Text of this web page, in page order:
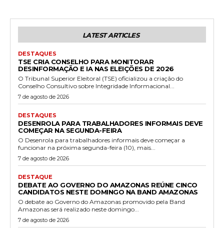
LATEST ARTICLES
DESTAQUES
TSE CRIA CONSELHO PARA MONITORAR
DESINFORMAÇÃO E IA NAS ELEIÇÕES DE 2026
O Tribunal Superior Eleitoral (TSE) oficializou a criação do
Conselho Consultivo sobre Integridade Informacional...
7 de agosto de 2026
DESTAQUES
DESENROLA PARA TRABALHADORES INFORMAIS DEVE
COMEÇAR NA SEGUNDA-FEIRA
O Desenrola para trabalhadores informais deve começar a
funcionar na próxima segunda-feira (10), mais...
7 de agosto de 2026
DESTAQUE
DEBATE AO GOVERNO DO AMAZONAS REÚNE CINCO
CANDIDATOS NESTE DOMINGO NA BAND AMAZONAS
O debate ao Governo do Amazonas promovido pela Band
Amazonas será realizado neste domingo...
7 de agosto de 2026